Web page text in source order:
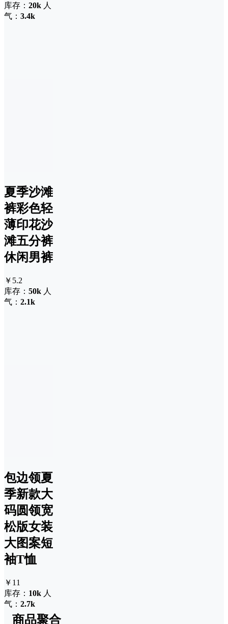
库存： 20k 人
气： 3.4k
夏季沙滩
裤彩色轻
薄印花沙
滩五分裤
休闲男裤
￥5.2
库存： 50k 人
气： 2.1k
包边领夏
季新款大
码圆领宽
松版女装
大图案短
袖T恤
￥11
库存： 10k 人
气： 2.7k
商品聚合